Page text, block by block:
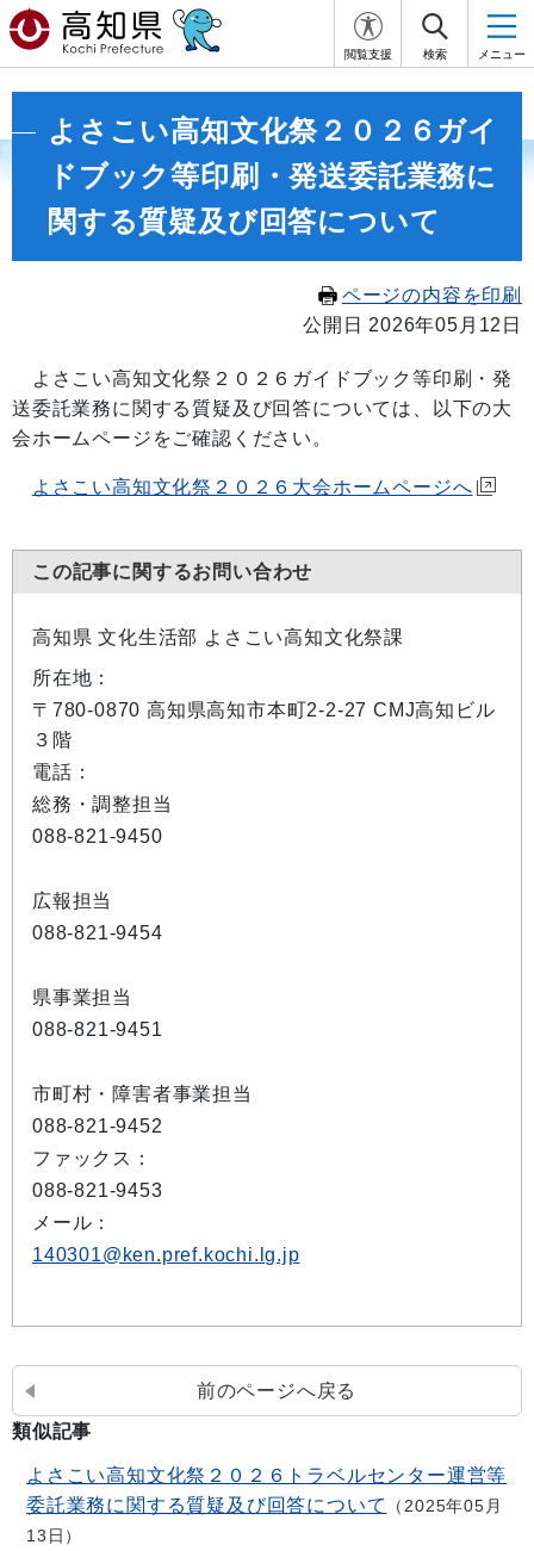
閲覧支援 検索 メニュー
よさこい高知文化祭２０２６ガイ
ドブック等印刷・発送委託業務に
関する質疑及び回答について
ページの内容を印刷
公開日 2026年05月12日
よさこい高知文化祭２０２６ガイドブック等印刷・発
送委託業務に関する質疑及び回答については、以下の大
会ホームページをご確認ください。
よさこい高知文化祭２０２６大会ホームページへ
この記事に関するお問い合わせ
高知県 文化生活部 よさこい高知文化祭課
所在地：
〒780-0870 高知県高知市本町2-2-27 CMJ高知ビル
３階
電話：
総務・調整担当
088-821-9450
広報担当
088-821-9454
県事業担当
088-821-9451
市町村・障害者事業担当
088-821-9452
ファックス：
088-821-9453
メール：
140301@ken.pref.kochi.lg.jp
前のページへ戻る
類似記事
よさこい高知文化祭２０２６トラベルセンター運営等
委託業務に関する質疑及び回答について
2025年05月
13日